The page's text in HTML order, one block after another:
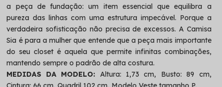
a peça de fundação: um item essencial que equilibra a
pureza das linhas com uma estrutura impecável. Porque a
verdadeira sofisticação não precisa de excessos. A Camisa
Sia é para a mulher que entende que a peça mais importante
do seu closet é aquela que permite infinitas combinações,
mantendo sempre o padrão de alta costura.
MEDIDAS DA MODELO: Altura: 1,73 cm, Busto: 89 cm,